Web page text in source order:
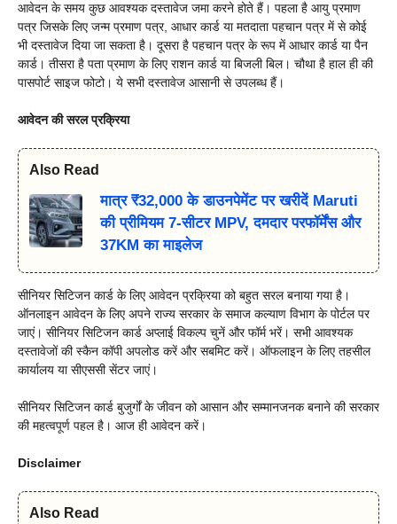
आवेदन के समय कुछ आवश्यक दस्तावेज जमा करने होते हैं। पहला है आयु प्रमाण
पत्र जिसके लिए जन्म प्रमाण पत्र, आधार कार्ड या मतदाता पहचान पत्र में से कोई
भी दस्तावेज दिया जा सकता है। दूसरा है पहचान पत्र के रूप में आधार कार्ड या पैन
कार्ड। तीसरा है पता प्रमाण के लिए राशन कार्ड या बिजली बिल। चौथा है हाल ही की
पासपोर्ट साइज फोटो। ये सभी दस्तावेज आसानी से उपलब्ध हैं।
आवेदन की सरल प्रक्रिया
Also Read
मात्र ₹32,000 के डाउनपेमेंट पर खरीदें Maruti
की प्रीमियम 7-सीटर MPV, दमदार परफॉर्मेंस और
37KM का माइलेज
सीनियर सिटिजन कार्ड के लिए आवेदन प्रक्रिया को बहुत सरल बनाया गया है।
ऑनलाइन आवेदन के लिए अपने राज्य सरकार के समाज कल्याण विभाग के पोर्टल पर
जाएं। सीनियर सिटिजन कार्ड अप्लाई विकल्प चुनें और फॉर्म भरें। सभी आवश्यक
दस्तावेजों की स्कैन कॉपी अपलोड करें और सबमिट करें। ऑफलाइन के लिए तहसील
कार्यालय या सीएससी सेंटर जाएं।
सीनियर सिटिजन कार्ड बुजुर्गों के जीवन को आसान और सम्मानजनक बनाने की सरकार
की महत्वपूर्ण पहल है। आज ही आवेदन करें।
Disclaimer
Also Read